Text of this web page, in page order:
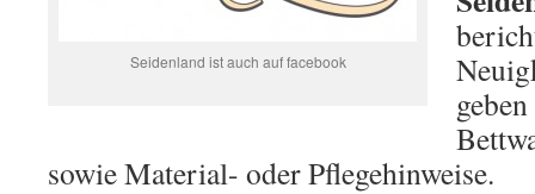
Seidenland ist auch auf facebook
sowie Material- oder Pflegehinweise.